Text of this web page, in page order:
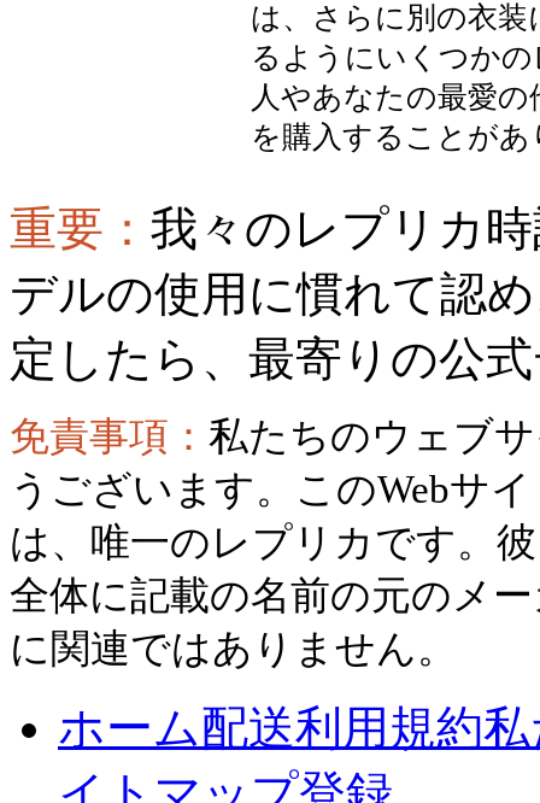
は、さらに別の衣
るようにいくつか
人やあなたの最愛
を購入することがあ
重要： 我々のレプリカ
デルの使用に慣れて認
定したら、最寄りの公
免責事項： 私たちのウェブ
うございます。このWebサ
は、唯一のレプリカです。
全体に記載の名前の元のメ
に関連ではありません。
ホーム配送利用規約
イトマップ登録